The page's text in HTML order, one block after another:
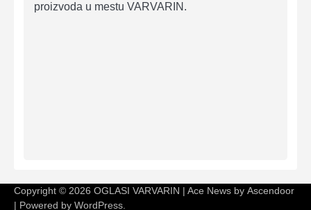
proizvoda u mestu VARVARIN.
Copyright © 2026 OGLASI VARVARIN | Ace News by Ascendoor
| Powered by WordPress